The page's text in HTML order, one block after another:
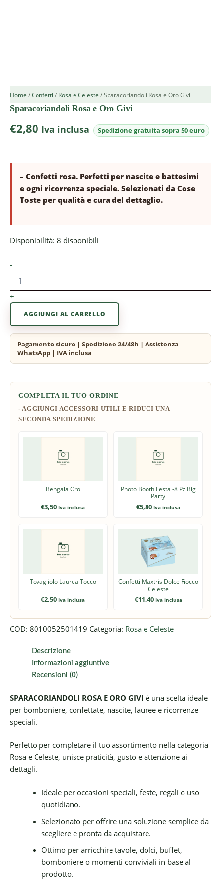
Home /Confetti / Rosa e Celeste / Sparacoriandoli Rosa e Oro Givi
Sparacoriandoli Rosa e Oro Givi
€2,80 Iva inclusa
– Confetti rosa. Perfetti per nascite e battesimi
e ogni ricorrenza speciale. Selezionati da Cose
Toste per qualità e cura del dettaglio.
Disponibilità: 8 disponibili
-
+
AGGIUNGI AL CARRELLO
COMPLETA IL TUO ORDINE
Bengala Oro
€3,50 Iva inclusa
Photo Booth Festa -8 Pz Big
Party
€5,80 Iva inclusa
Tovagliolo Laurea Tocco
€2,50 Iva inclusa
Confetti Maxtris Dolce Fiocco
Celeste
€11,40 Iva inclusa
COD: 8010052501419 Categoria: Rosa e Celeste
Descrizione
Informazioni aggiuntive
Recensioni (0)
SPARACORIANDOLI ROSA E ORO GIVI è una scelta ideale
per bomboniere, confettate, nascite, lauree e ricorrenze
speciali.
Perfetto per completare il tuo assortimento nella categoria
Rosa e Celeste, unisce praticità, gusto e attenzione ai
dettagli.
Ideale per occasioni speciali, feste, regali o uso
quotidiano.
Selezionato per offrire una soluzione semplice da
scegliere e pronta da acquistare.
Ottimo per arricchire tavole, dolci, buffet,
bomboniere o momenti conviviali in base al
prodotto.